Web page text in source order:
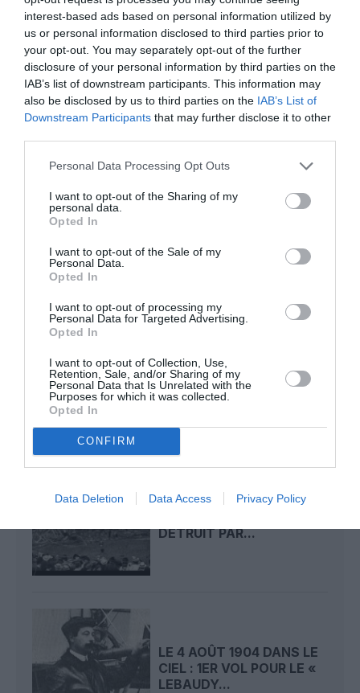
interest-based ads based on personal information utilized by
us or personal information disclosed to third parties prior to
your opt-out. You may separately opt-out of the further
disclosure of your personal information by third parties on the
IAB’s list of downstream participants. This information may
also be disclosed by us to third parties on the IAB’s List of
Downstream Participants that may further disclose it to other
Personal Data Processing Opt Outs
I want to opt-out of the Sharing of my
personal data.
Opted In
I want to opt-out of the Sale of my
Personal Data.
Opted In
I want to opt-out of processing my
Personal Data for Targeted Advertising.
Opted In
I want to opt-out of Collection, Use,
Retention, Sale, and/or Sharing of my
Personal Data that Is Unrelated with the
Purposes for which it was collected.
Opted In
CONFIRM
Data Deletion Data Access Privacy Policy
Autre ligne espérée :a commenté l'article :
Bruxelles–Porto : Transavia ouvre une nouvelle liaison
loisirs à partir de décembre 2026
Aéroport néerlandais saturé
a commenté l'article :
histoire de l'aviation
CIEL : ROGER SOMMER
PERMET LE SACRE...
LE 5 AOÛT 1908 DANS LE
DÉTRUIT PAR...
LE 4 AOÛT 1904 DANS LE
CIEL : 1ER VOL POUR LE «
LEBAUDY...